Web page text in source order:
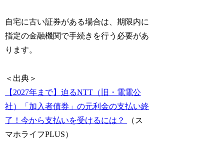
自宅に古い証券がある場合は、期限内に
指定の金融機関で手続きを行う必要があ
ります。
＜出典＞
【2027年まで】迫るNTT（旧・電電公
社）「加入者債券」の元利金の支払い終
了！今から支払いを受けるには？
（ス
マホライフPLUS）